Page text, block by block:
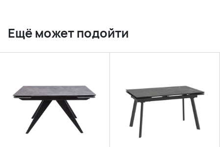
Ещё может подойти